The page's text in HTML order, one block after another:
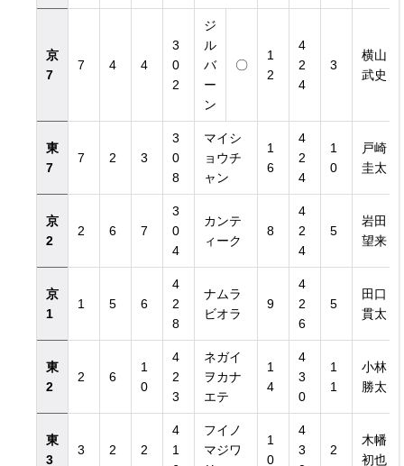
京
7
7 4 4
3
0
2
ジ
ル
バ
ー
ン
〇
1
2
4
2
4
3
横山
武史
東
7
7 2 3
3
0
8
マイシ
ョウチ
ャン
1
6
4
2
4
1
0
戸崎
圭太
京
2
2 6 7
3
0
4
カンテ
ィーク
8
4
2
4
5
岩田
望来
京
1
1 5 6
4
2
8
ナムラ
ビオラ
9
4
2
6
5
田口
貫太
東
2
2 6
1
0
4
2
3
ネガイ
ヲカナ
エテ
1
4
4
3
0
1
1
小林
勝太
東
3
3 2 2
4
1
フイノ
マジワ
1
0
4
3
2
木幡
初也